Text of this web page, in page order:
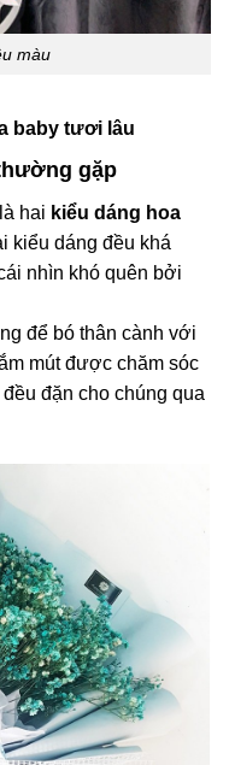
màu
baby tươi lâu
gặp
hai kiểu dáng hoa
kiểu dáng đều khá
nhìn khó quên bởi
để bó thân cành với
mút được chăm sóc
đặn cho chúng qua